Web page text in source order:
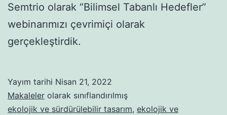
Semtrio olarak “Bilimsel Tabanlı Hedefler”
webinarımızı çevrimiçi olarak
gerçekleştirdik.
Yayım tarihi Nisan 21, 2022
Makaleler olarak sınıflandırılmış
ekolojik ve sürdürülebilir tasarım, ekolojik ve